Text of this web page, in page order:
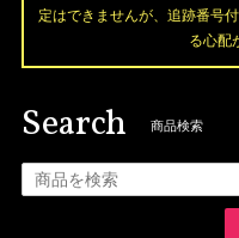
定はできませんが、追跡番号
る心配
Search 商品検索